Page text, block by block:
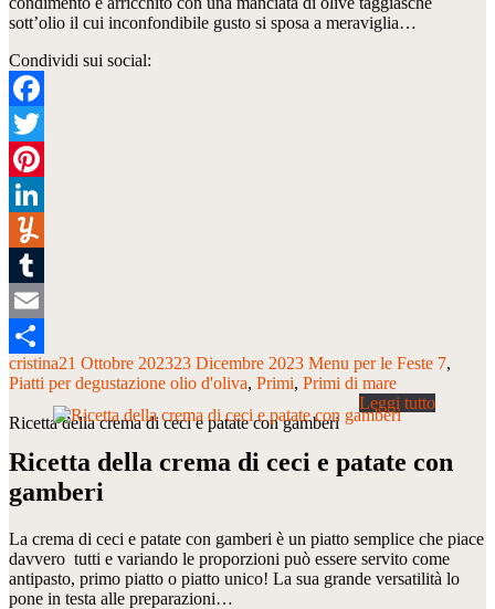
sott’olio il cui inconfondibile gusto si sposa a meraviglia…
Condividi sui social:
Facebook
Twitter
Pinterest
LinkedIn
Yummly
Tumblr
Email
Condividi
cristina21 Ottobre 202323 Dicembre 2023 Menu per le Feste 7
Piatti per degustazione olio d'oliva Primi Primi di mare
Ricetta della crema di ceci e patate con gamberi
Ricetta della crema di ceci e patate con
gamberi
La crema di ceci e patate con gamberi è un piatto semplice che piace
davvero tutti e variando le proporzioni può essere servito come
antipasto, primo piatto o piatto unico! La sua grande versatilità lo
pone in testa alle preparazioni…